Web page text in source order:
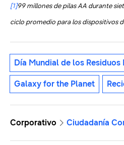
[1]99 millones de pilas AA durante
ciclo promedio para los dispositivos
Día Mundial de los
Galaxy for the Planet
Corporativo Ciudadanía